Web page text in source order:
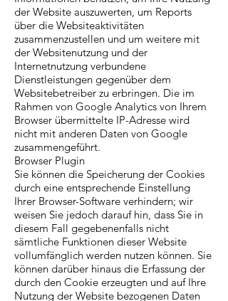
der Website auszuwerten, um Reports
über die Websiteaktivitäten
zusammenzustellen und um weitere mit
der Websitenutzung und der
Internetnutzung verbundene
Dienstleistungen gegenüber dem
Websitebetreiber zu erbringen. Die im
Rahmen von Google Analytics von Ihrem
Browser übermittelte IP-Adresse wird
nicht mit anderen Daten von Google
zusammengeführt.
Browser Plugin
Sie können die Speicherung der Cookies
durch eine entsprechende Einstellung
Ihrer Browser-Software verhindern; wir
weisen Sie jedoch darauf hin, dass Sie in
diesem Fall gegebenenfalls nicht
sämtliche Funktionen dieser Website
vollumfänglich werden nutzen können. Sie
können darüber hinaus die Erfassung der
durch den Cookie erzeugten und auf Ihre
Nutzung der Website bezogenen Daten